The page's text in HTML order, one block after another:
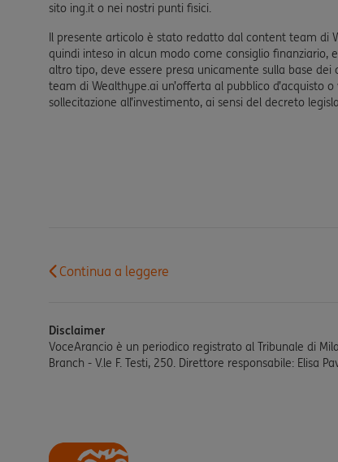
sito ing.it o nei nostri punti fisici.
Il presente articolo è stato redatto dal content team di
quindi inteso in alcun modo come consiglio
altro tipo, deve essere presa unicamente sulla base
team di Wealthype.ai un’offerta al pubblico
sollecitazione all’investimento, ai sensi del decreto
Continua a leggere
Disclaimer
VoceArancio è un periodico registrato al Tribunale di
Branch - V.le F. Testi, 250. Direttore responsabile: Elisa